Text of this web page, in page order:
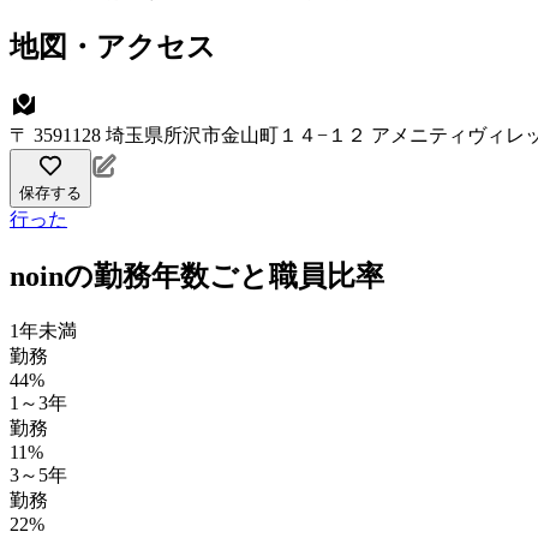
地図・アクセス
〒 3591128 埼玉県所沢市金山町１４−１２ アメニティヴィレ
保存する
行った
noinの勤務年数ごと職員比率
1年未満
勤務
44%
1～3年
勤務
11%
3～5年
勤務
22%